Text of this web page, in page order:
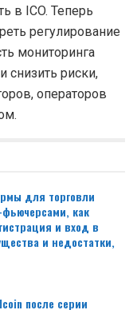
в ICO. Теперь
регулирование
мониторинга
риски,
операторов
для торговли
как
и вход в
и недостатки,
после серии